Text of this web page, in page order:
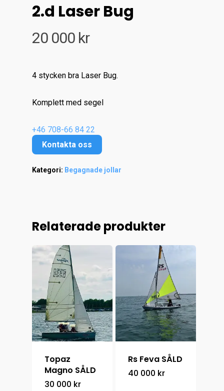
2.d Laser Bug
20 000 kr
4 stycken bra Laser Bug.
Komplett med segel
+46 708-66 84 22
Kontakta oss
Kategori: Begagnade jollar
Relaterade produkter
Topaz
Magno SÅLD
30 000 kr
Rs Feva SÅLD
40 000 kr
Hem
Kontakt
Om oss